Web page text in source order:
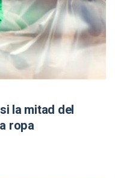
la mitad del
ropa